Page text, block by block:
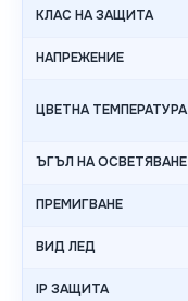
КЛАС НА ЗАЩИТА
НАПРЕЖЕНИЕ
ЦВЕТНА ТЕМПЕРАТУРА
ЪГЪЛ НА ОСВЕТЯВАНЕ
ПРЕМИГВАНЕ
ВИД ЛЕД
IP ЗАЩИТА